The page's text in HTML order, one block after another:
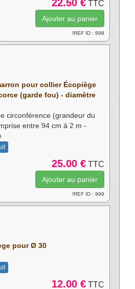
22.50 € TTC
!REF ID : 998
pour collier Écopiège
(garde fou) - diamètre
circonférence (grandeur du
entre 94 cm à 2 m -
25.00 € TTC
!REF ID : 999
pour Ø 30
12.00 € TTC